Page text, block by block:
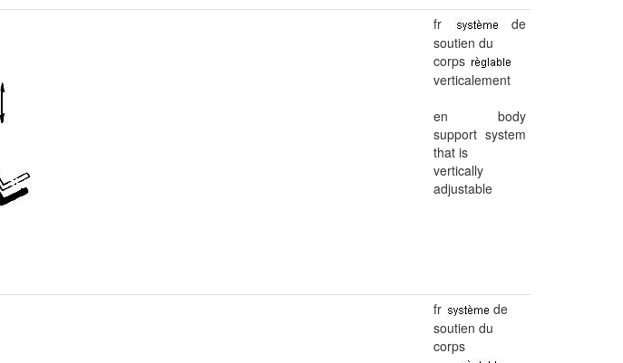
fr
de
soutien du
corps
verticalement
en body
support system
that is
vertically
adjustable
fr
de
soutien du
corps